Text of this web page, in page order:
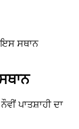
ਇਸ ਸਥਾਨ
ਪਾਤਸ਼ਾਹੀ ਦਾ